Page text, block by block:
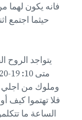
فانه يكون لهما
حيثما اجتمع
يتواجد
وملوك من اجلي
فلا تهتموا كيف
الساعة ما